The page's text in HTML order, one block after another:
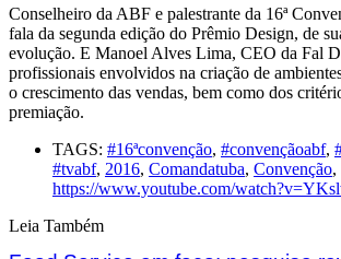
Conselheiro da ABF e palestrante da 16ª
fala da segunda edição do Prêmio Design, de
evolução. E Manoel Alves Lima, CEO da Fal
profissionais envolvidos na criação de
o crescimento das vendas, bem como dos
premiação.
TAGS: #16ªconvenção, #convençãoabf,
#tvabf, 2016, Comandatuba, Convenção,
https://www.youtube.com/
Leia Também